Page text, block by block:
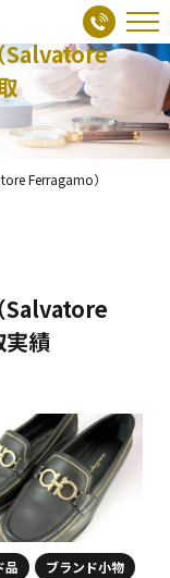
Salvatore
Ferragamo）
Salvatore
績
品 ブランド小物